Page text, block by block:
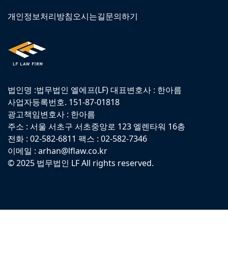
개인정보처리방침오시는길문의하기
법인명 :법무법인 엘에프(LF) 대표변호사 : 한아름
사업자등록번호. 151-87-01818
광고책임변호사 : 한아름
주소 : 서울 서초구 서초중앙로 123 엘렌타워 16층
전화 : 02-582-6811 팩스 : 02-582-7346
이메일 : arhan@lflaw.co.kr
© 2025 법무법인 LF All rights reserved.